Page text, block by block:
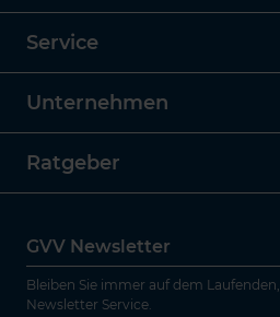
Service
Unternehmen
Ratgeber
GVV Newsletter
Bleiben Sie immer auf dem
Newsletter Service.